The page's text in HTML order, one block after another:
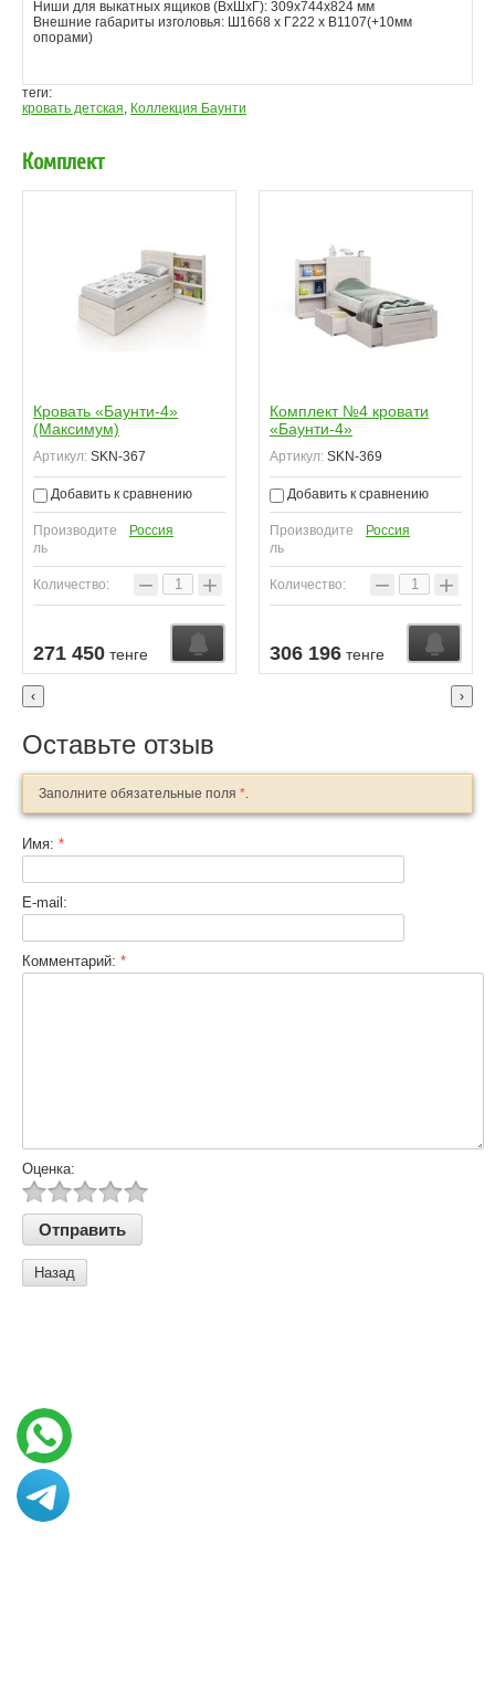
Ниши для выкатных ящиков (ВхШхГ): 309х744х824 мм
Внешние габариты изголовья: Ш1668 х Г222 х В1107(+10мм
опорами)
теги:
кровать детская, Коллекция Баунти
Комплект
Кровать «Баунти-4»
(Максимум)
Артикул: SKN-367
Добавить к сравнению
Производите
ль
Россия
Количество: − +
271 450 тенге
Комплект №4 кровати
«Баунти-4»
Артикул: SKN-369
Добавить к сравнению
Производите
ль
Россия
Количество: − +
306 196 тенге
Узнать о поступлении Узнать о поступлении
‹ ›
Оставьте отзыв
Заполните обязательные поля *
Имя: *
E-mail:
Комментарий: *
Оценка:
Назад